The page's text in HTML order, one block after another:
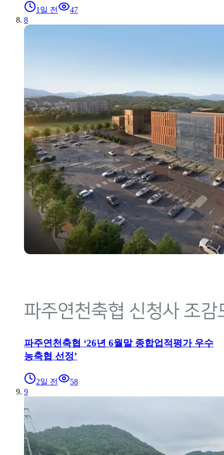
1일 전
47
8
파주연천축협 ‘26년 6월말 종합업적평가 우수
농축협 선정’
2일 전
58
9